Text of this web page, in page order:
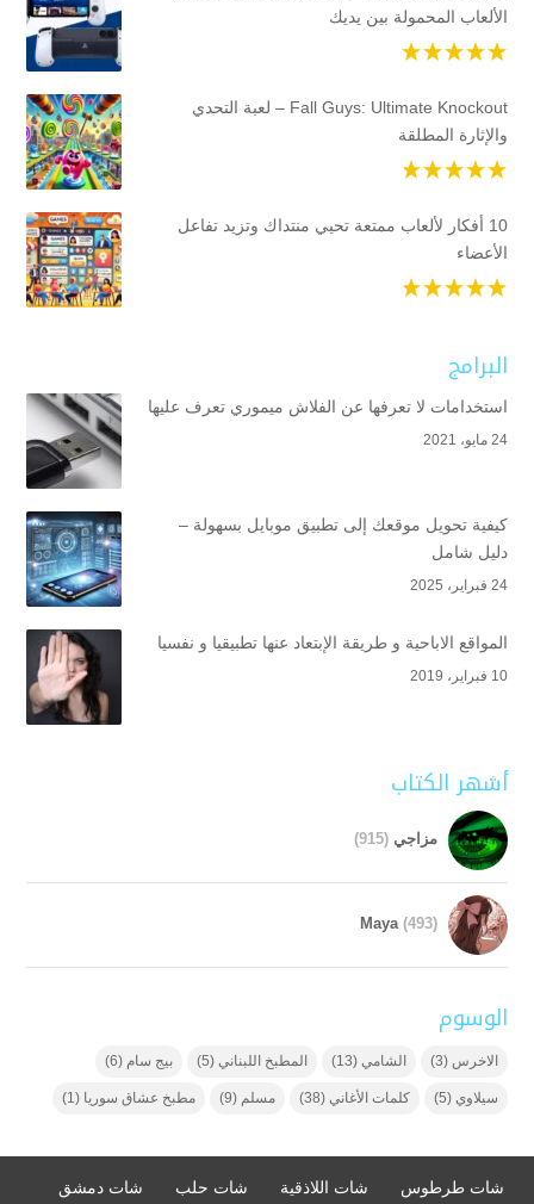
الألعاب المحمولة بين يديك
Fall Guys: Ultimate Knockout – لعبة التحدي
والإثارة المطلقة
10 أفكار لألعاب ممتعة تحيي منتداك وتزيد تفاعل
الأعضاء
البرامج
استخدامات لا تعرفها عن الفلاش ميموري تعرف عليها
24 مايو، 2021
كيفية تحويل موقعك إلى تطبيق موبايل بسهولة –
دليل شامل
24 فبراير، 2025
المواقع الاباحية و طريقة الإبتعاد عنها تطبيقيا و نفسيا
10 فبراير، 2019
أشهر الكتاب
مزاجي (915)
Maya (493)
الوسوم
الاخرس (3) الشامي (13) المطبخ اللبناني (5) بيج سام (6)
سيلاوي (5) كلمات الأغاني (38) مسلم (9) مطبخ عشاق سوريا (1)
شات طرطوس شات اللاذقية شات حلب شات دمشق